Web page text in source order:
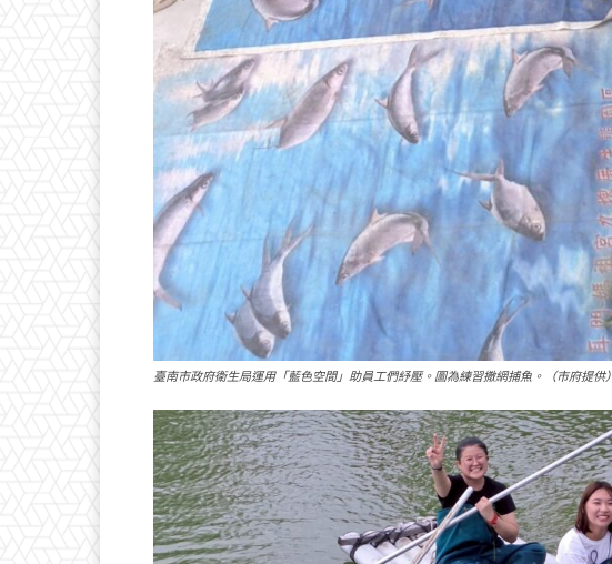
臺南市政府衛生局運用「藍色空間」助員工們紓壓。圖為練習撒網捕魚。（市府提供）